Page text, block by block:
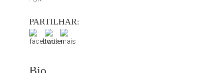
PARTILHAR: